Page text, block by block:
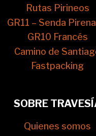
Rutas Pirineos
GR11 – Senda
GR10 Francés
Camino de
Fastpacking
SOBRE
Quienes somos